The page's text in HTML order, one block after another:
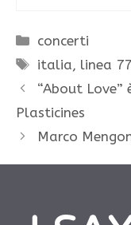
Categorie
concerti
Tag
italia, linea 77
“About
Plasticines
Marco